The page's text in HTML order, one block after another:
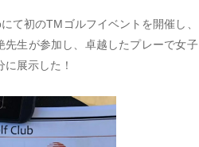
て初のTMゴルフイベントを開催し、
生が参加し、卓越したプレーで女子
展示した！